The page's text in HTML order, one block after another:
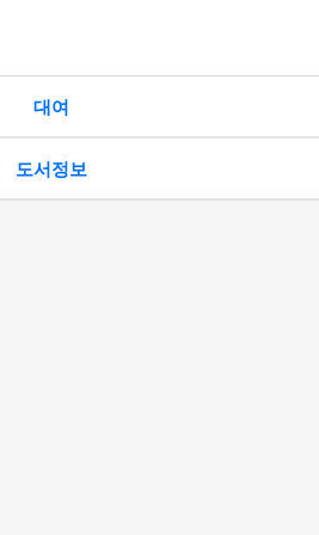
대여
도서정보